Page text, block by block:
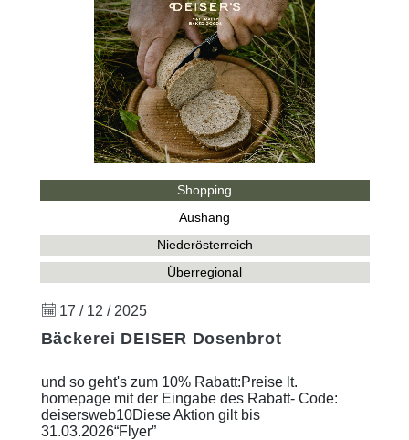
Shopping
Aushang
Niederösterreich
Überregional
17 / 12 / 2025
Bäckerei DEISER Dosenbrot
und so geht's zum 10% Rabatt:Preise lt.
homepage mit der Eingabe des Rabatt- Code:
deisersweb10Diese Aktion gilt bis
31.03.2026“Flyer”